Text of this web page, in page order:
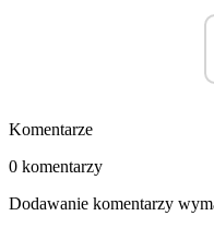
Komentarze
0 komentarzy
Dodawanie komentarzy